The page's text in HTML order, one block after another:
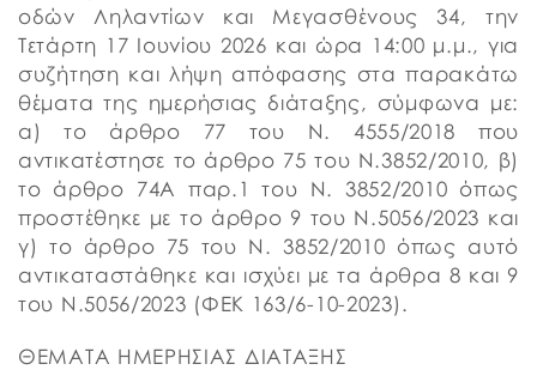
οδών Ληλαντίων και Μεγασθένους 34, την
Τετάρτη 17 Ιουνίου 2026 και ώρα 14:00 μ.μ., για
συζήτηση και λήψη απόφασης στα παρακάτω
θέματα της ημερήσιας διάταξης, σύμφωνα με:
α) το άρθρο 77 του Ν. 4555/2018 που
αντικατέστησε το άρθρο 75 του Ν.3852/2010, β)
το άρθρο 74Α παρ.1 του Ν. 3852/2010 όπως
προστέθηκε με το άρθρο 9 του Ν.5056/2023 και
γ) το άρθρο 75 του Ν. 3852/2010 όπως αυτό
αντικαταστάθηκε και ισχύει με τα άρθρα 8 και 9
του Ν.5056/2023 (ΦΕΚ 163/6-10-2023).
ΘΕΜΑΤΑ ΗΜΕΡΗΣΙΑΣ ΔΙΑΤΑΞΗΣ